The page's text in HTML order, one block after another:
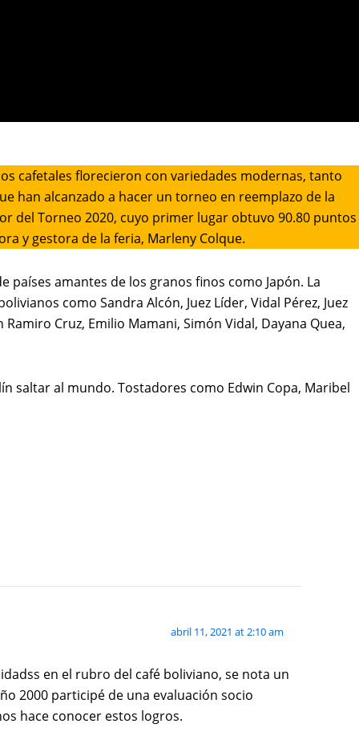
cafetales florecieron con variedades modernas, tanto
han alcanzado a hacer un torneo en reemplazo de la
del Torneo 2020, cuyo primer lugar obtuvo 90.80 puntos
y gestora de la feria, Marleny Colque.
amantes de los granos finos como Japón. La
como Sandra Alcón, Juez Líder, Vidal Pérez, Juez
Cruz, Emilio Mamani, Simón Vidal, Dayana Quea,
saltar al mundo. Tostadores como Edwin Copa, Maribel
abril 11, 2021 at 2:10 am
en el rubro del café boliviano, se nota un
2000 participé de una evaluación socio
hace conocer estos logros.